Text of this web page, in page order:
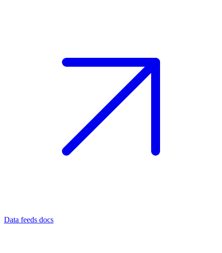
Data feeds docs